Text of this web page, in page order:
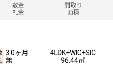
敷金
礼金
間取り
面積
3.0ヶ月
無
4LDK+WIC+SIC
96.44㎡